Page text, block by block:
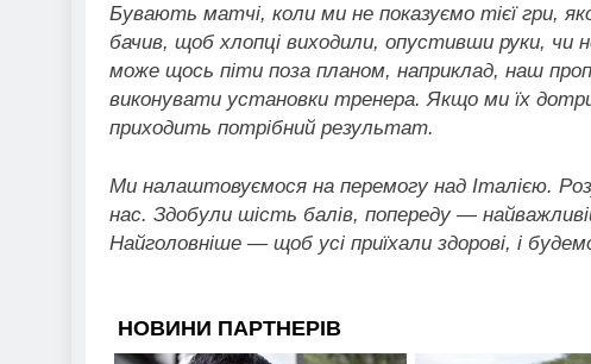
Бувають матчі, коли ми не показуємо тієї гри,
бачив, щоб хлопці виходили, опустивши руки,
може щось піти поза планом, наприклад, наш
виконувати установки тренера. Якщо ми їх
приходить потрібний результат.
Ми налаштовуємося на перемогу над Італією.
нас. Здобули шість балів, попереду —
Найголовніше — щоб усі приїхали здорові, і